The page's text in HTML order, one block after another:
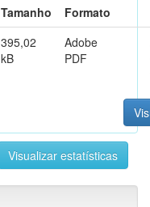
Tamanho
Formato
395,02
kB
Adobe
PDF
Visualizar estatísticas